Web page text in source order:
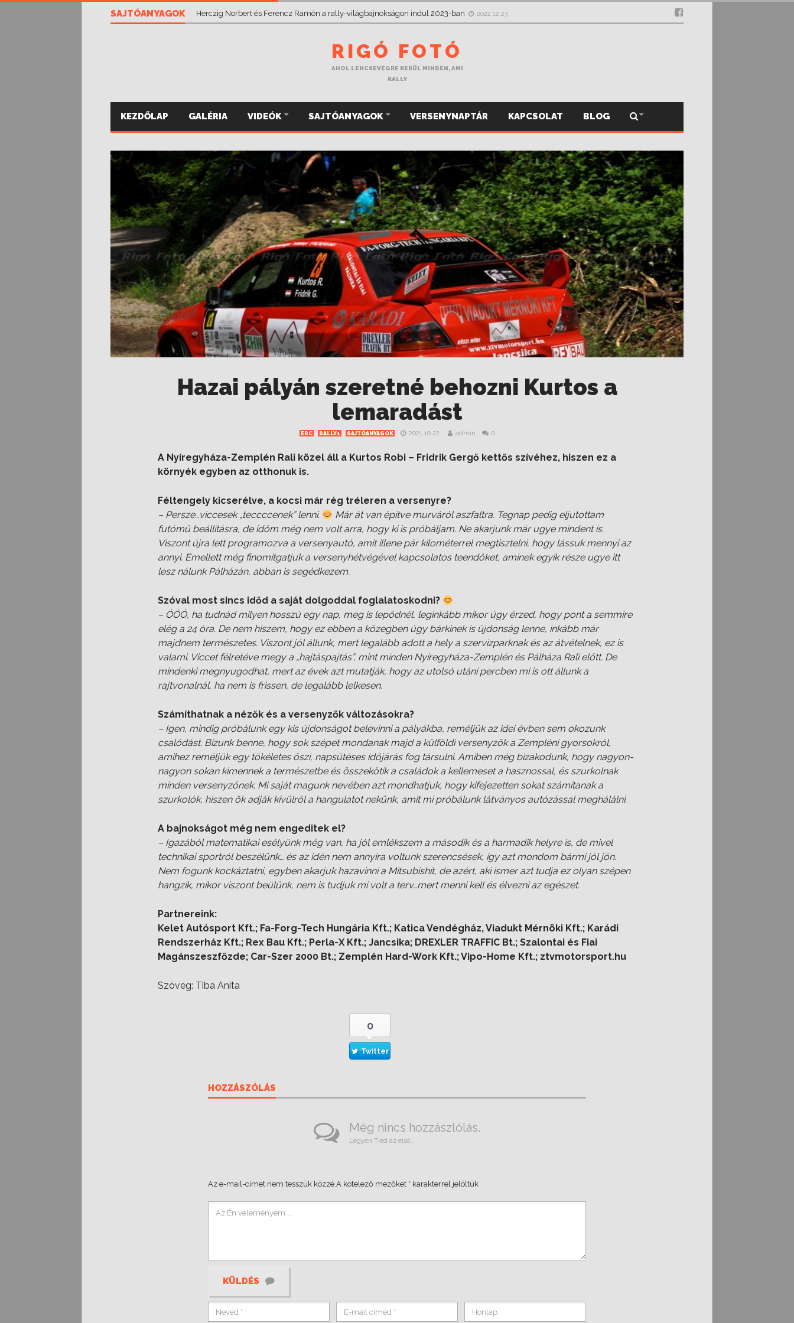
SAJTÓANYAGOK Herczig Norbert és Ferencz Ramón a rally-világbajnokságon indul 2023-ban 2022.12.27.
RIGÓ FOTÓ
AHOL LENCSEVÉGRE KERÜL MINDEN, AMI
RALLY
KEZDŐLAP GALÉRIA VIDEÓK SAJTÓANYAGOK VERSENYNAPTÁR KAPCSOLAT BLOG
Hazai pályán szeretné behozni Kurtos a
lemaradást
ERC RALLY1 SAJTÓANYAGOK 2021.10.22. admin 0
A Nyíregyháza-Zemplén Rali közel áll a Kurtos Robi – Fridrik Gergő kettős szívéhez, hiszen ez a
környék egyben az otthonuk is.
Féltengely kicserélve, a kocsi már rég tréleren a versenyre?
– Persze…viccesek „teccccenek” lenni.
Már át van építve murváról aszfaltra. Tegnap pedig eljutottam
futómű beállításra, de időm még nem volt arra, hogy ki is próbáljam. Ne akarjunk már ugye mindent is.
Viszont újra lett programozva a versenyautó, amit illene pár kilométerrel megtisztelni, hogy lássuk mennyi az
annyi. Emellett még finomítgatjuk a versenyhétvégével kapcsolatos teendőket, aminek egyik része ugye itt
lesz nálunk Pálházán, abban is segédkezem.
Szóval most sincs időd a saját dolgoddal foglalatoskodni?
– ÓÓÓ, ha tudnád milyen hosszú egy nap, meg is lepődnél, leginkább mikor úgy érzed, hogy pont a semmire
elég a 24 óra. De nem hiszem, hogy ez ebben a közegben úgy bárkinek is újdonság lenne, inkább már
majdnem természetes. Viszont jól állunk, mert legalább adott a hely a szervizparknak és az átvételnek, ez is
valami. Viccet félretéve megy a „hajtáspajtás”, mint minden Nyíregyháza-Zemplén és Pálháza Rali előtt. De
mindenki megnyugodhat, mert az évek azt mutatják, hogy az utolsó utáni percben mi is ott állunk a
rajtvonalnál, ha nem is frissen, de legalább lelkesen.
Számíthatnak a nézők és a versenyzők változásokra?
– Igen, mindig próbálunk egy kis újdonságot belevinni a pályákba, reméljük az idei évben sem okozunk
csalódást. Bízunk benne, hogy sok szépet mondanak majd a külföldi versenyzők a Zempléni gyorsokról,
amihez reméljük egy tökéletes őszi, napsütéses időjárás fog társulni. Amiben még bizakodunk, hogy nagyon-
nagyon sokan kimennek a természetbe és összekötik a családok a kellemeset a hasznossal, és szurkolnak
minden versenyzőnek. Mi saját magunk nevében azt mondhatjuk, hogy kifejezetten sokat számítanak a
szurkolók, hiszen ők adják kívülről a hangulatot nekünk, amit mi próbálunk látványos autózással meghálálni.
A bajnokságot még nem engeditek el?
– Igazából matematikai esélyünk még van, ha jól emlékszem a második és a harmadik helyre is, de mivel
technikai sportról beszélünk… és az idén nem annyira voltunk szerencsések, így azt mondom bármi jól jön.
Nem fogunk kockáztatni, egyben akarjuk hazavinni a Mitsubishit, de azért, aki ismer azt tudja ez olyan szépen
hangzik, mikor viszont beülünk, nem is tudjuk mi volt a terv…mert menni kell és élvezni az egészet.
Partnereink:
Kelet Autósport Kft.; Fa-Forg-Tech Hungária Kft.; Katica Vendégház, Viadukt Mérnöki Kft.; Karádi
Rendszerház Kft.; Rex Bau Kft.; Perla-X Kft.; Jancsika; DREXLER TRAFFIC Bt.; Szalontai és Fiai
Magánszeszfőzde; Car-Szer 2000 Bt.; Zemplén Hard-Work Kft.; Vipo-Home Kft.; ztvmotorsport.hu
Szöveg: Tiba Anita
0
Twitter
HOZZÁSZÓLÁS
Még nincs hozzászlólás.
Legyen Tiéd az első.
Az e-mail-címet nem tesszük közzé.A kötelező mezőket * karakterrel jelöltük
KÜLDÉS